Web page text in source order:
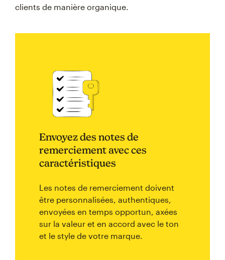
clients de manière organique.
Envoyez des notes de
remerciement avec ces
caractéristiques
Les notes de remerciement doivent
être personnalisées, authentiques,
envoyées en temps opportun, axées
sur la valeur et en accord avec le ton
et le style de votre marque.